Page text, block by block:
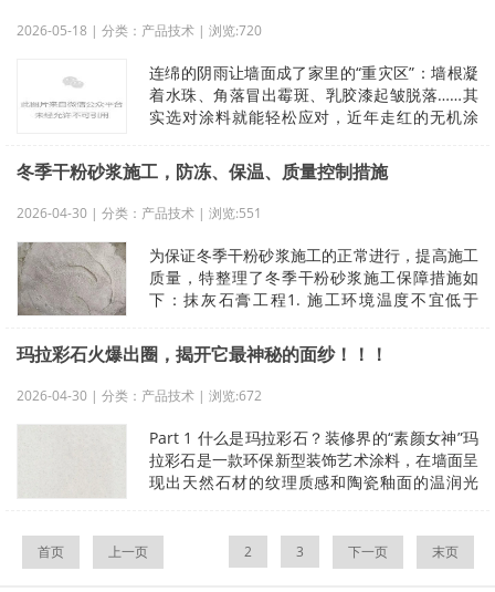
2026-05-18 | 分类：产品技术 | 浏览:720
连绵的阴雨让墙面成了家里的“重灾区”：墙根凝
着水珠、角落冒出霉斑、乳胶漆起皱脱落……其
实选对涂料就能轻松应对，近年走红的无机涂
冬季干粉砂浆施工，防冻、保温、质量控制措施
2026-04-30 | 分类：产品技术 | 浏览:551
为保证冬季干粉砂浆施工的正常进行，提高施工
质量，特整理了冬季干粉砂浆施工保障措施如
下：抹灰石膏工程1. 施工环境温度不宜低于
玛拉彩石火爆出圈，揭开它最神秘的面纱！！！
2026-04-30 | 分类：产品技术 | 浏览:672
Part 1 什么是玛拉彩石？装修界的“素颜女神”玛
拉彩石是一款环保新型装饰艺术涂料，在墙面呈
现出天然石材的纹理质感和陶瓷釉面的温润光
首页 上一页 2 3 下一页 末页